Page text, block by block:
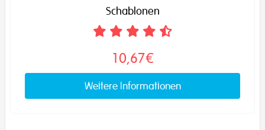
Schablonen
10,67€
Weitere Informationen